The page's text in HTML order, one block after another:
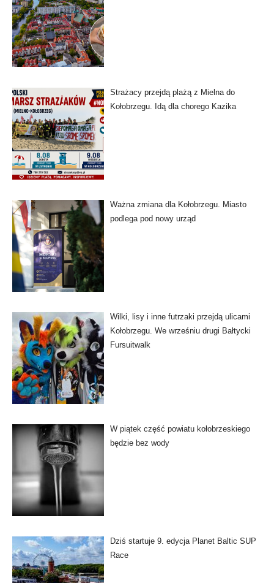
Strażacy przejdą plażą z Mielna do
Kołobrzegu. Idą dla chorego Kazika
Ważna zmiana dla Kołobrzegu. Miasto
podlega pod nowy urząd
Wilki, lisy i inne futrzaki przejdą ulicami
Kołobrzegu. We wrześniu drugi Bałtycki
Fursuitwalk
W piątek część powiatu kołobrzeskiego
będzie bez wody
Dziś startuje 9. edycja Planet Baltic SUP
Race